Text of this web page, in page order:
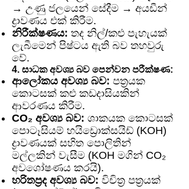
→ උණු ජලයෙන් සේදීම → අයඩීන්
ද්‍රාවණය එක් කිරීම.
නිරීක්ෂණය: තද නිල්/කළු පැහැයක්
ලැබීමෙන් පිෂ්ටය ඇති බව තහවුරු
වේ.
4. සාධක අවශ්‍ය බව පෙන්වන පරීක්ෂණ:
ආලෝකය අවශ්‍ය බව: පත්‍රයක
කොටසක් කළු කඩදාසියකින්
ආවරණය කිරීම.
CO₂ අවශ්‍ය බව: ශාකයක කොටසක්
පොටෑසියම් හයිඩ්‍රොක්සයිඩ් (KOH)
ද්‍රාවණයක් සහිත පොලිතින්
මල්ලකින් වැසීම (KOH මගින් CO₂
අවශෝෂණය කරයි).
හරිතප්‍රද අවශ්‍ය බව: විචිත්‍ර පත්‍රයක්